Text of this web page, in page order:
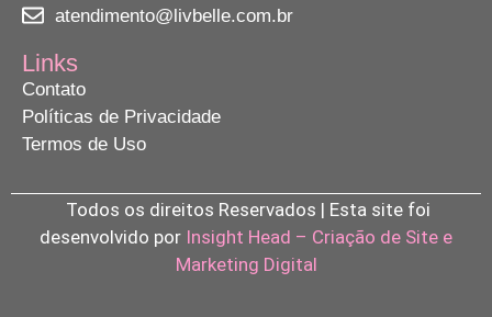
atendimento@livbelle.com.br
Links
Contato
Políticas de Privacidade
Termos de Uso
Todos os direitos Reservados | Esta site foi
desenvolvido por Insight Head – Criação de Site e
Marketing Digital